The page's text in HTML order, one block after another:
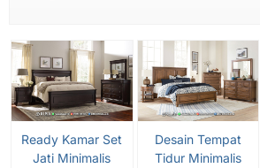
Ready Kamar Set
Jati Minimalis
Desain Tempat
Tidur Minimalis